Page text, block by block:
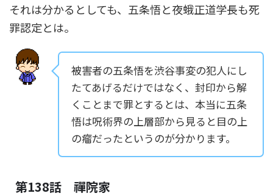
それは分かるとしても、五条悟と夜蛾正道学長も死
罪認定とは。
被害者の五条悟を渋谷事変の犯人にし
たてあげるだけではなく、封印から解
くことまで罪とするとは、本当に五条
悟は呪術界の上層部から見ると目の上
の瘤だったというのが分かります。
第138話 禪院家